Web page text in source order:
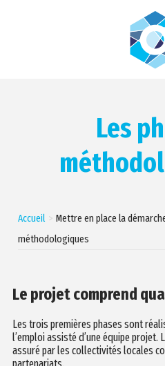
Les
Accueil Mettre en place la
méthodologiques
Le projet comprend
Les trois premières phases sont
l’emploi assisté d’une équipe projet.
assuré par les collectivités locales